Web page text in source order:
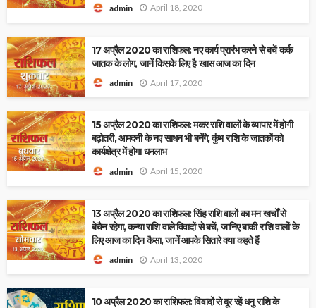
admin April 18, 2020
17 अप्रैल 2020 का राशिफल: नए कार्य प्रारंभ करने से बचें कर्क
जातक के लोग, जानें किसके लिए है खास आज का दिन
admin April 17, 2020
15 अप्रैल 2020 का राशिफल: मकर राशि वालों के व्यापार में होगी
बढ़ोतरी, आमदनी के नए साधन भी बनेंगे, कुंभ राशि के जातकों को
कार्यक्षेत्र में होगा धनलाभ
admin April 15, 2020
13 अप्रैल 2020 का राशिफल: सिंह राशि वालों का मन खर्चों से
बेचैन रहेगा, कन्या राशि वाले विवादों से बचें, जानिए बाकी राशि वालों के
लिए आज का दिन कैसा, जानें आपके सितारे क्या कहते हैं
admin April 13, 2020
10 अप्रैल 2020 का राशिफल: विवादों से दूर रहें धनु राशि के